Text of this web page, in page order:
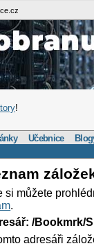
!
Učebnice
si můžete
.
/Bookmrk/
adresáři